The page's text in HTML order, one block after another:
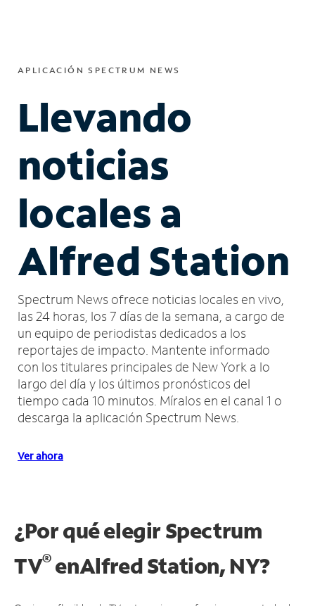
APLICACIÓN SPECTRUM NEWS
Llevando
noticias
locales a
Alfred Station
Spectrum News ofrece noticias locales en vivo,
las 24 horas, los 7 días de la semana, a cargo de
un equipo de periodistas dedicados a los
reportajes de impacto. Mantente informado
con los titulares principales de New York a lo
largo del día y los últimos pronósticos del
tiempo cada 10 minutos. Míralos en el canal 1 o
descarga la aplicación Spectrum News.
Ver ahora
¿Por qué elegir Spectrum
TV®enAlfred Station, NY?